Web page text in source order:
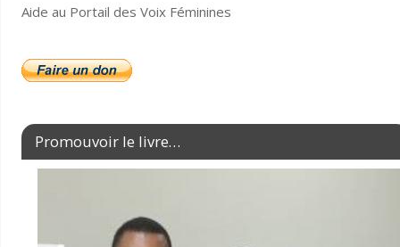
Aide au Portail des Voix Féminines
Promouvoir le livre…